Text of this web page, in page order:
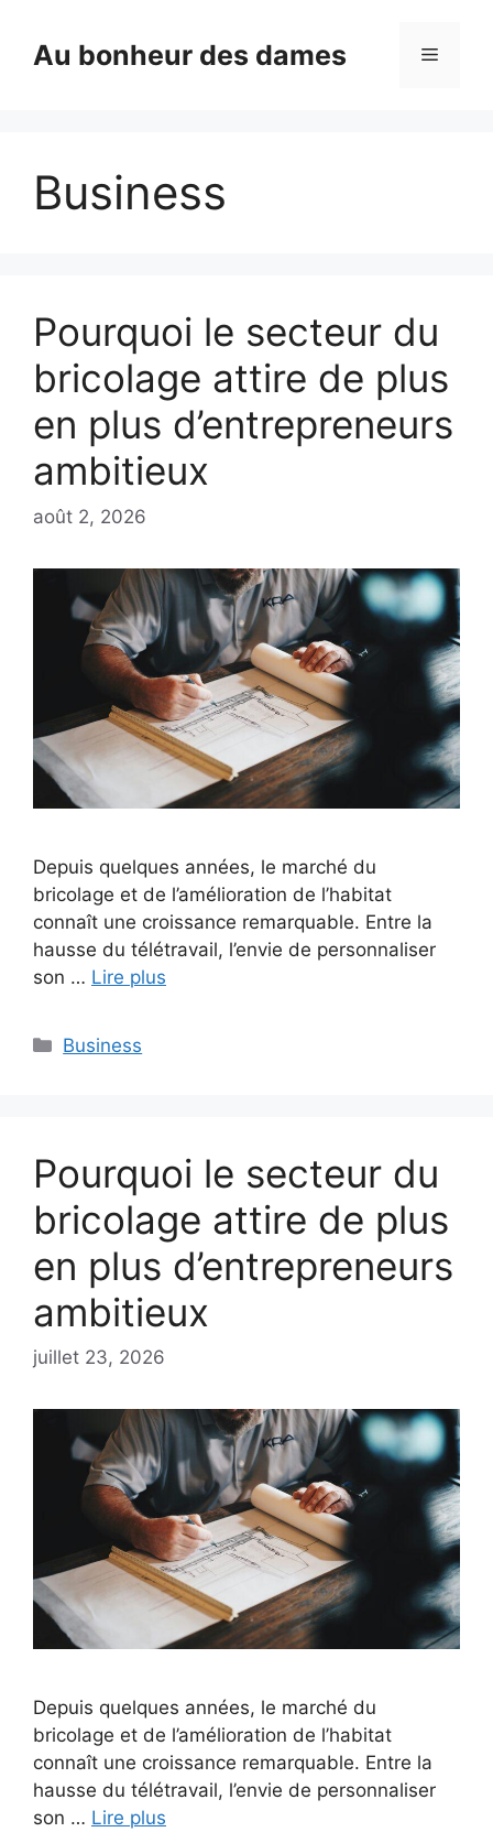
contenuAu bonheur des dames Menu
Business
Pourquoi le secteur du
bricolage attire de plus
en plus d’entrepreneurs
ambitieux
août 2, 2026
Depuis quelques années, le marché du
bricolage et de l’amélioration de l’habitat
connaît une croissance remarquable. Entre la
hausse du télétravail, l’envie de personnaliser
son … Lire plus
Catégories
Business
Pourquoi le secteur du
bricolage attire de plus
en plus d’entrepreneurs
ambitieux
juillet 23, 2026
Depuis quelques années, le marché du
bricolage et de l’amélioration de l’habitat
connaît une croissance remarquable. Entre la
hausse du télétravail, l’envie de personnaliser
son … Lire plus